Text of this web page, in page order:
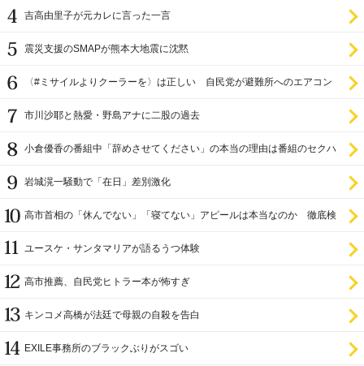
吉高由里子が元カレに言った一言
震災支援のSMAPが熊本大地震に沈黙
〈#ミサイルよりクーラーを〉は正しい 自民党が避難所へのエアコン
市川沙耶と熱愛・野島アナに二股の過去
小倉優香の番組中「辞めさせてください」の本当の理由は番組のセクハ
岩城滉一騒動で「在日」差別激化
高市首相の「休んでない」「寝てない」アピールは本当なのか 徹底検
ユースケ・サンタマリアが語るうつ体験
高市推薦、自民党ヒトラー本が怖すぎ
キンコメ高橋が法廷で母親の自殺を告白
EXILE事務所のブラックぶりがスゴい